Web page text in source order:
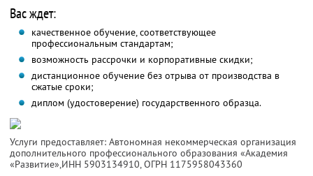
Вас ждет:
качественное обучение, соответствующее
профессиональным стандартам;
возможность рассрочки и корпоративные скидки;
дистанционное обучение без отрыва от производства в
сжатые сроки;
диплом (удостоверение) государственного образца.
Услуги предоставляет: Автономная некоммерческая организация
дополнительного профессионального образования «Академия
«Развитие»,ИНН 5903134910, ОГРН 1175958043360